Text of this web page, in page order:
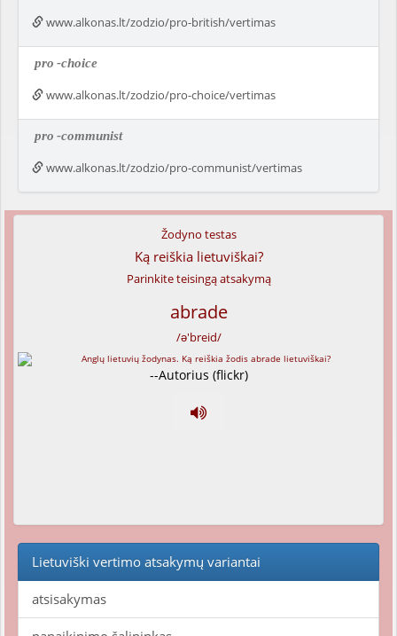
www.alkonas.lt/zodzio/pro-british/vertimas
pro -choice
www.alkonas.lt/zodzio/pro-choice/vertimas
pro -communist
www.alkonas.lt/zodzio/pro-communist/vertimas
Žodyno testas
Ką reiškia lietuviškai?
Parinkite teisingą atsakymą
abrade
/ə'breid/
--Autorius (flickr)
Lietuviški vertimo atsakymų variantai
atsisakymas